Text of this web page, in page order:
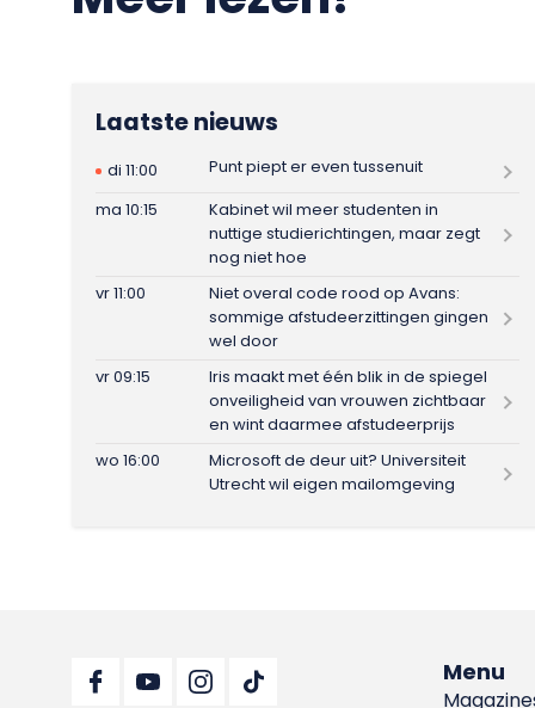
Laatste nieuws
di 11:00
Punt piept er even tussenuit
ma 10:15
Kabinet wil meer studenten in
nuttige studierichtingen, maar zegt
nog niet hoe
vr 11:00
Niet overal code rood op Avans:
sommige afstudeerzittingen gingen
wel door
vr 09:15
Iris maakt met één blik in de spiegel
onveiligheid van vrouwen zichtbaar
en wint daarmee afstudeerprijs
wo 16:00
Microsoft de deur uit? Universiteit
Utrecht wil eigen mailomgeving
Menu